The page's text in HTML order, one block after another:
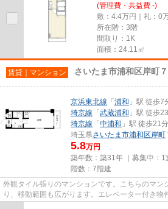
(管理費・共益費 -)
敷：4.4万円｜礼：0
所在階：3階
間取り：1K
面積：24.11㎡
賃貸｜マンション さいたま市浦和区岸町
京浜東北線 「 浦和 」駅 徒歩7
埼京線 「 武蔵浦和 」駅 徒歩
埼京線 「 中浦和 」駅 徒歩21分
埼玉県さいたま市浦和区岸町
5.8万円
築年数：築31年 ｜募集中： 1
階数：7階建
外観タイル張りのマンションです。こちらのマン
り、移動範囲も広がります。エレベーター付き物